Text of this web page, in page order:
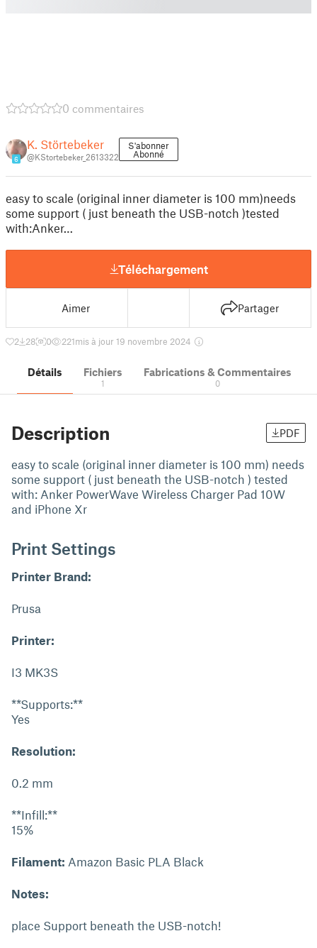
0 commentaires
6
K. Störtebeker
@KStortebeker_2613322
S'abonner
Abonné
easy to scale (original inner diameter is 100 mm)needs
some support ( just beneath the USB-notch )tested
with:Anker…
Téléchargement
Aimer Partager
2 28 0 221mis à jour 19 novembre 2024
Détails Fichiers
1
Fabrications & Commentaires
0
Description PDF
easy to scale (original inner diameter is 100 mm) needs
some support ( just beneath the USB-notch ) tested
with: Anker PowerWave Wireless Charger Pad 10W
and iPhone Xr
Print Settings
Printer Brand:
Prusa
Printer:
I3 MK3S
**Supports:**
Yes
Resolution:
0.2 mm
**Infill:**
15%
Filament: Amazon Basic PLA Black
Notes:
place Support beneath the USB-notch!